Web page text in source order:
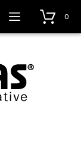
0